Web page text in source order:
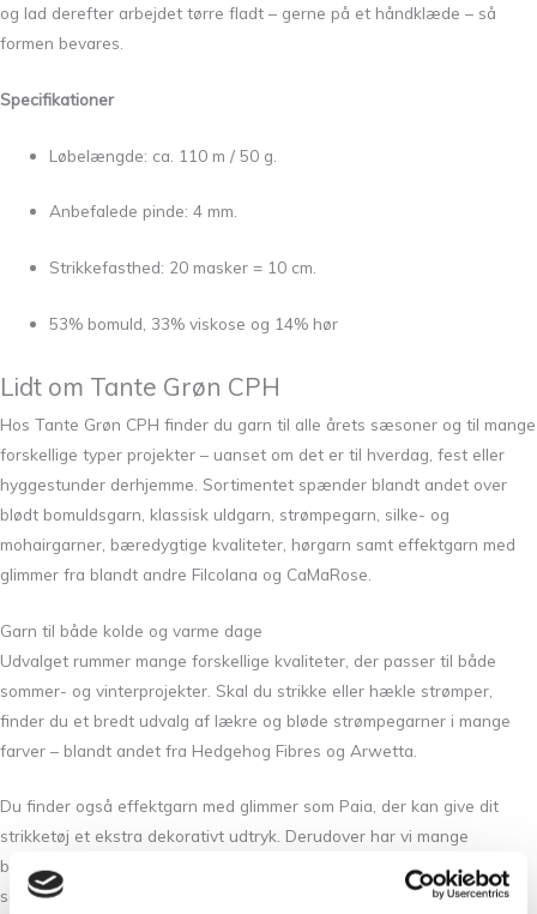
og lad derefter arbejdet tørre fladt – gerne på et håndklæde – så
formen bevares.
Specifikationer
Løbelængde: ca. 110 m / 50 g.
Anbefalede pinde: 4 mm.
Strikkefasthed: 20 masker = 10 cm.
53% bomuld, 33% viskose og 14% hør
Lidt om Tante Grøn CPH
Hos Tante Grøn CPH finder du garn til alle årets sæsoner og til mange
forskellige typer projekter – uanset om det er til hverdag, fest eller
hyggestunder derhjemme. Sortimentet spænder blandt andet over
blødt bomuldsgarn, klassisk uldgarn, strømpegarn, silke- og
mohairgarner, bæredygtige kvaliteter, hørgarn samt effektgarn med
glimmer fra blandt andre Filcolana og CaMaRose
Garn til både kolde og varme dage
Udvalget rummer mange forskellige kvaliteter, der passer til både
sommer- og vinterprojekter. Skal du strikke eller hækle strømper,
finder du et bredt udvalg af lækre og bløde strømpegarner i mange
farver – blandt andet fra Hedgehog Fibres og Arwetta.
Du finder også effektgarn med glimmer som Paia, der kan give dit
strikketøj et ekstra dekorativt udtryk. Derudover har vi mange
bomuldsgarner, som er oplagte til baby- og børnestrik,
sommerprojekter og interiør som håndklæder, viskestykker og